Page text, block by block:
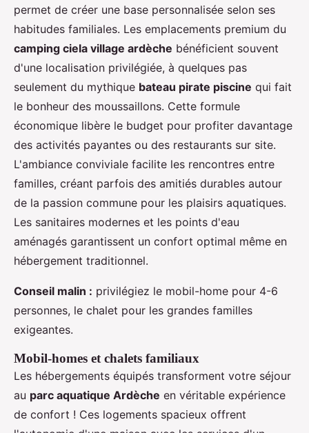
permet de créer une base personnalisée selon ses
habitudes familiales. Les emplacements premium du
camping ciela village ardèche bénéficient souvent
d'une localisation privilégiée, à quelques pas
seulement du mythique bateau pirate piscine qui fait
le bonheur des moussaillons. Cette formule
économique libère le budget pour profiter davantage
des activités payantes ou des restaurants sur site.
L'ambiance conviviale facilite les rencontres entre
familles, créant parfois des amitiés durables autour
de la passion commune pour les plaisirs aquatiques.
Les sanitaires modernes et les points d'eau
aménagés garantissent un confort optimal même en
hébergement traditionnel.
Conseil malin : privilégiez le mobil-home pour 4-6
personnes, le chalet pour les grandes familles
exigeantes.
Mobil-homes et chalets familiaux
Les hébergements équipés transforment votre séjour
au parc aquatique Ardèche en véritable expérience
de confort ! Ces logements spacieux offrent